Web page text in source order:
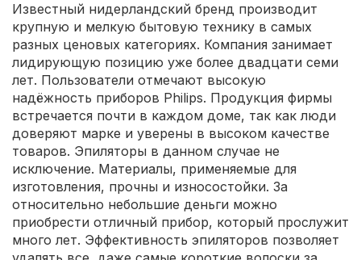
Известный нидерландский бренд производит
крупную и мелкую бытовую технику в самых
разных ценовых категориях. Компания занимает
лидирующую позицию уже более двадцати семи
лет. Пользователи отмечают высокую
надёжность приборов Philips. Продукция фирмы
встречается почти в каждом доме, так как люди
доверяют марке и уверены в высоком качестве
товаров. Эпиляторы в данном случае не
исключение. Материалы, применяемые для
изготовления, прочны и износостойки. За
относительно небольшие деньги можно
приобрести отличный прибор, который прослужит
много лет. Эффективность эпиляторов позволяет